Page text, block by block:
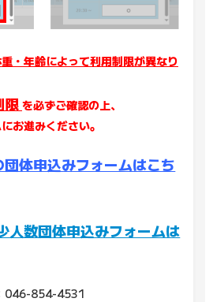
・年齢によって利用制限が異なり
限 を必ずご確認の上、
お進みください。
体申込みフォームはこち
人数団体申込みフォームは
046-854-4531